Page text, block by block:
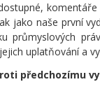
jako naše první
průmyslových
uplatňování a
předchozímu